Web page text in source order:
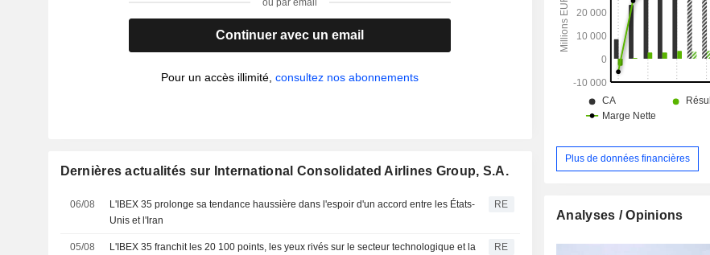
ou par email
Continuer avec un email
Pour un accès illimité,consultez nos abonnements
Dernières actualités sur International Consolidated Airlines Group, S.A.
06/08
L'IBEX 35 prolonge sa tendance haussière dans l'espoir d'un accord entre les États-
Unis et l'Iran
RE
05/08
L'IBEX 35 franchit les 20 100 points, les yeux rivés sur le secteur technologique et la
RE
Plus de données financières
Analyses / Opinions